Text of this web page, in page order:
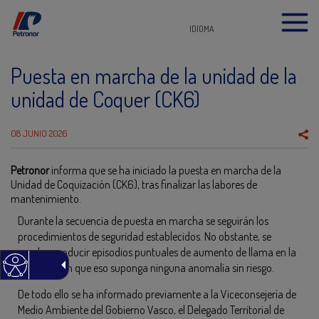
IDIOMA
Puesta en marcha de la unidad de la
unidad de Coquer (CK6)
08 JUNIO 2026
Petronorinforma que se ha iniciado la puesta en marcha de la
Unidad de Coquización (CK6), tras finalizar las labores de
mantenimiento.
Durante la secuencia de puesta en marcha se seguirán los
procedimientos de seguridad establecidos. No obstante, se
pueden producir episodios puntuales de aumento de llama en la
antorcha sin que eso suponga ninguna anomalía sin riesgo.
De todo ello se ha informado previamente a la Viceconsejería de
Medio Ambiente del Gobierno Vasco, el Delegado Territorial de